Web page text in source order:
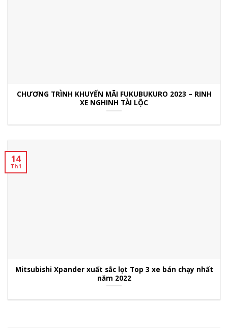
CHƯƠNG TRÌNH KHUYẾN MÃI FUKUBUKURO 2023 – RINH
XE NGHINH TÀI LỘC
Mitsubishi Xpander xuất sắc lọt Top 3 xe bán chạy nhất
năm 2022
14
Th1